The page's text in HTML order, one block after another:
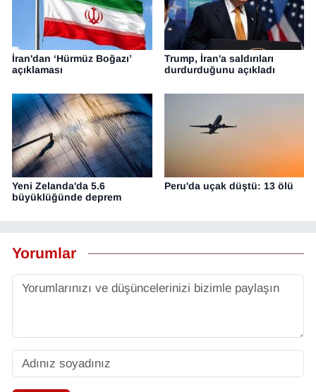
İran'dan ‘Hürmüz Boğazı’
açıklaması
Trump, İran'a saldırıları
durdurduğunu açıkladı
Yeni Zelanda'da 5.6
büyüklüğünde deprem
Peru'da uçak düştü: 13 ölü
Yorumlar